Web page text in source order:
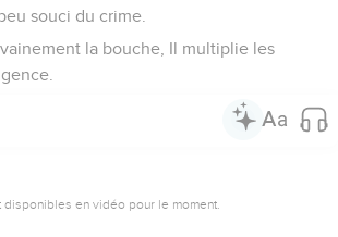
souci du crime.
la bouche, Il multiplie les
en vidéo pour le moment.